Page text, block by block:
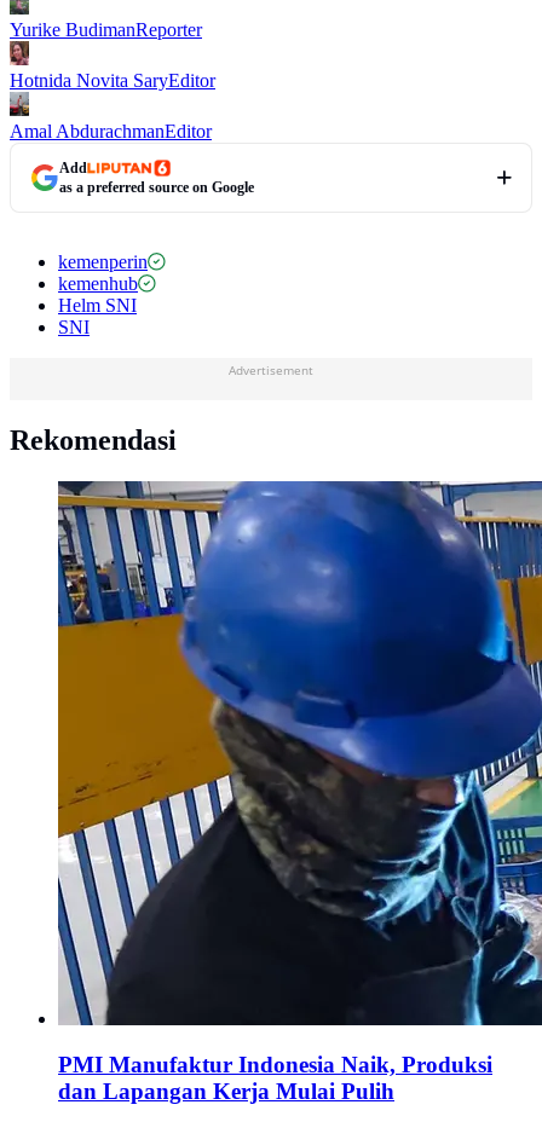
Yurike BudimanReporter
Hotnida Novita SaryEditor
Amal AbdurachmanEditor
Add
as a preferred source on Google
kemenperin
kemenhub
Helm SNI
SNI
Advertisement
Rekomendasi
PMI Manufaktur Indonesia Naik, Produksi
dan Lapangan Kerja Mulai Pulih